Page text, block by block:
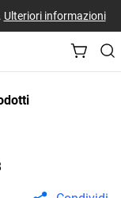
Ulteriori informazioni